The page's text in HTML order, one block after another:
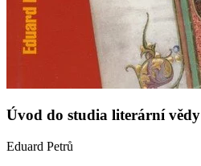
Úvod do studia literární vědy
Eduard Petrů